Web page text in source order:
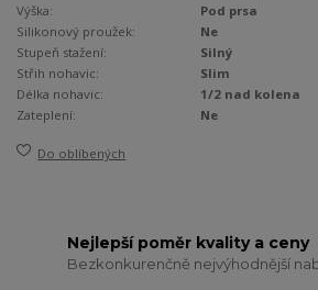
Výška:
Pod prsa
Silikonový proužek:
Ne
Stupeň stažení:
Silný
Střih nohavic:
Slim
Délka nohavic:
1/2 nad kolena
Zateplení:
Ne
Do oblíbených
Nejlepší poměr kvality a ceny
Bezkonkurenčně nejvýhodnější